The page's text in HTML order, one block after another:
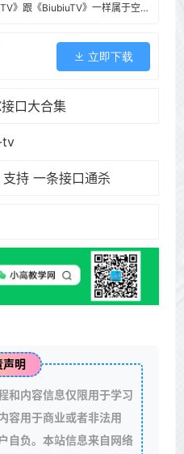
TV》跟《BiubiuTV》一样属于空壳
目前这种方式较为主流，怕使用者
供内置版不需要再另外新增，经
资源高达上千台，资源丰
立即下载
口大合集
tv
持 一条接口通杀
声明
和内容信息仅限用于学习
容用于商业或者非法用
自负。本站信息来自网络